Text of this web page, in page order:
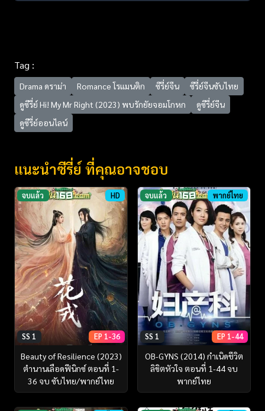
Tag :
Drama ดราม่า Romance โรแมนติก ซีรี่ย์จีน
ซีรี่ย์จีนซับไทย
ดูซีรี่ย์ Hi! My Mr Right (2023) พบรักยัยจอมโกหก
ดูซีรี่ย์จีน
ดูซีรี่ย์ออนไลน์
แนะนำซีรี่ย์ ที่คุณอาจชอบ
จบแล้ว HD
SS 1 EP 1-36
Beauty of Resilience (2023)
ตำนานเลือดฟีนิกซ์ ตอนที่ 1-
36 จบ ซับไทย/พากย์ไทย
จบแล้ว พากย์ไทย
SS 1 EP 1-44
OB-GYNS (2014) กำเนิดชีวิต
ลิขิตหัวใจ ตอนที่ 1-44 จบ
พากย์ไทย